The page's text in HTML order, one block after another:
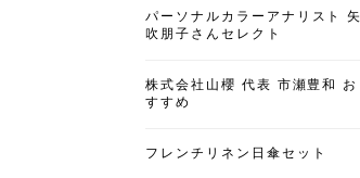
パーソナルカラーアナリスト 矢
吹朋子さんセレクト
株式会社山櫻 代表 市瀬豊和 お
すすめ
フレンチリネン日傘セット